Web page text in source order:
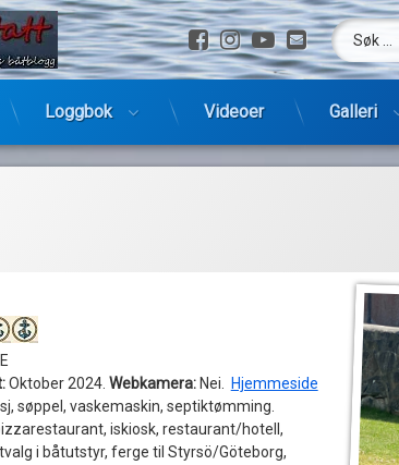
Facebook
Instagram
YouTube
E-post
Søk etter:
Loggbok Videoer Galleri
Oktober 2024. Webkamera:Nei.
Hjemmeside
søppel, vaskemaskin, septiktømming.
iskiosk, restaurant/hotell,
i båtutstyr, ferge til Styrsö/Göteborg,